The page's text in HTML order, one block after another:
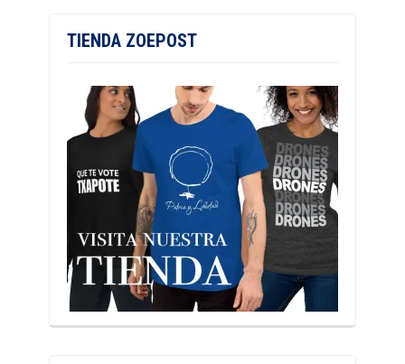
TIENDA ZOEPOST